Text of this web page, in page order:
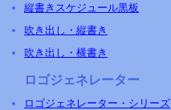
縦書きスケジュール黒板
吹き出し・縦書き
吹き出し・横書き
ロゴジェネレーター
ロゴジェネレーター・シリーズ